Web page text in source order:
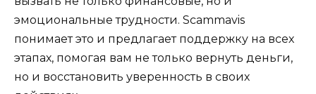
эмоциональные трудности. Scammavis
понимает это и предлагает поддержку на всех
этапах, помогая вам не только вернуть деньги,
но и восстановить уверенность в своих